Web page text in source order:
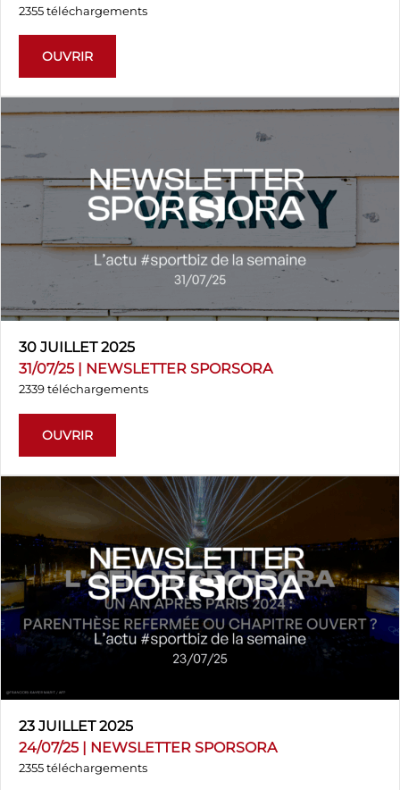
2355 téléchargements
OUVRIR
30 JUILLET 2025
31/07/25 | NEWSLETTER SPORSORA
2339 téléchargements
OUVRIR
23 JUILLET 2025
24/07/25 | NEWSLETTER SPORSORA
2355 téléchargements